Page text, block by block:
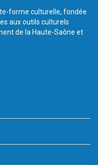
forme culturelle, fondée
aux outils culturels
de la Haute-Saône et